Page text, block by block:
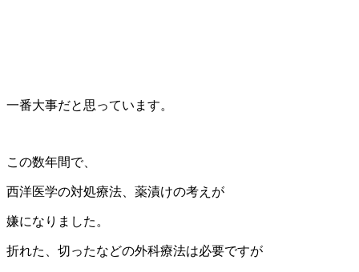
一番大事だと思っています。
この数年間で、
西洋医学の対処療法、薬漬けの考えが
嫌になりました。
折れた、切ったなどの外科療法は必要ですが